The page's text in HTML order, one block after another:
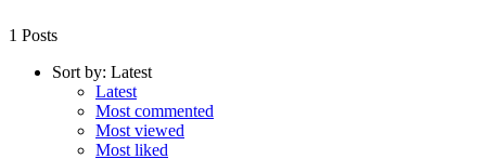
1 Posts
Sort by: Latest
Latest
Most commented
Most viewed
Most liked